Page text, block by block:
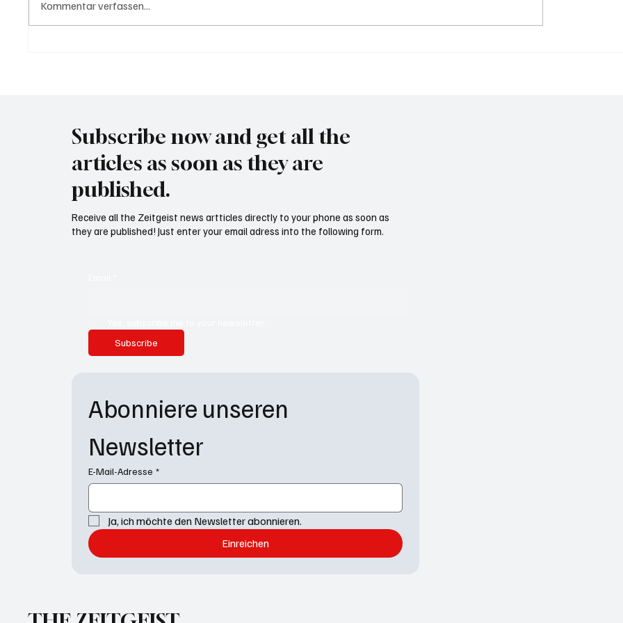
Tschernobyl: 40 Jahre
Kommentar verfassen...
Subscribe now and get all the
articles as soon as they are
published.
Subscribe
Receive all the Zeitgeist news artticles directly to your phone as soon as
they are published! Just enter your email adress into the following form.
Abonniere unseren
Newsletter
E-Mail-Adresse *
Ja, ich möchte den Newsletter abonnieren.
Einreichen